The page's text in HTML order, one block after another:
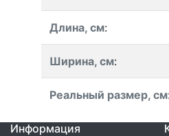
Длина, см:
Ширина, см:
Реальный размер, см
Информация